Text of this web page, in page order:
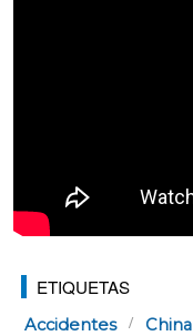
ETIQUETAS
Accidentes China